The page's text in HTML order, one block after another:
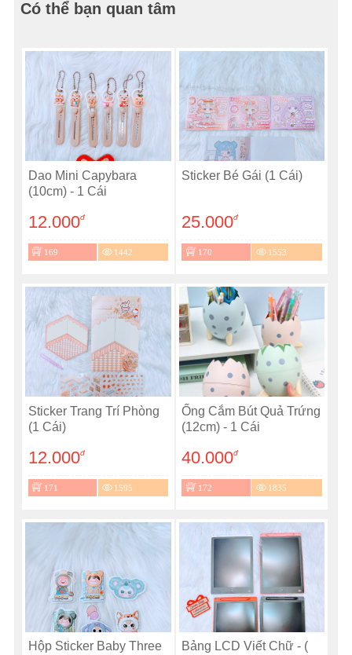
Có thể bạn quan tâm
Dao Mini Capybara
(10cm) - 1 Cái
12.000đ
169 1442
Sticker Bé Gái (1 Cái)
25.000đ
170 1553
Sticker Trang Trí Phòng
(1 Cái)
12.000đ
171 1595
Ống Cắm Bút Quả Trứng
(12cm) - 1 Cái
40.000đ
172 1835
Hộp Sticker Baby Three Bảng LCD Viết Chữ - (